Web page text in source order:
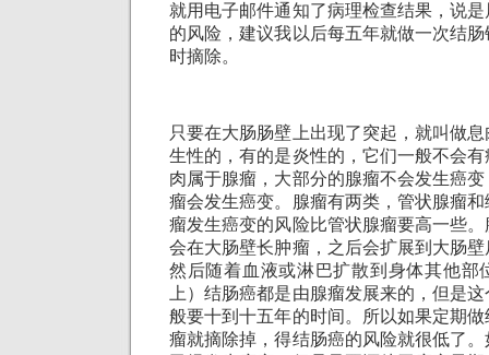
就用电子邮件通知了病理检查结果，说
的风险，建议我以后每五年就做一次结
时摘除。
只要在大肠肠壁上出现了突起，就叫做
生性的，有的是炎性的，它们一般不会
肉属于腺瘤，大部分的腺瘤不会发生癌
瘤会发生癌变。腺瘤有两类，管状腺瘤
瘤发生癌变的风险比管状腺瘤要高一些
会在大肠壁长肿瘤，之后会扩展到大肠
然后随着血液或淋巴扩散到身体其他部
上）结肠癌都是由腺瘤发展来的，但是
般要十到十五年的时间。所以如果定期
瘤就摘除掉，得结肠癌的风险就很低了